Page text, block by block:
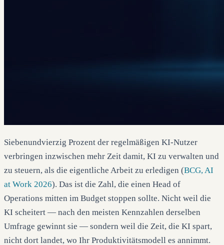
Siebenundvierzig Prozent der regelmäßigen KI-Nutzer
verbringen inzwischen mehr Zeit damit, KI zu verwalten und
zu steuern, als die eigentliche Arbeit zu erledigen (BCG, AI
at Work 2026). Das ist die Zahl, die einen Head of
Operations mitten im Budget stoppen sollte. Nicht weil die
KI scheitert — nach den meisten Kennzahlen derselben
Umfrage gewinnt sie — sondern weil die Zeit, die KI spart,
nicht dort landet, wo Ihr Produktivitätsmodell es annimmt.